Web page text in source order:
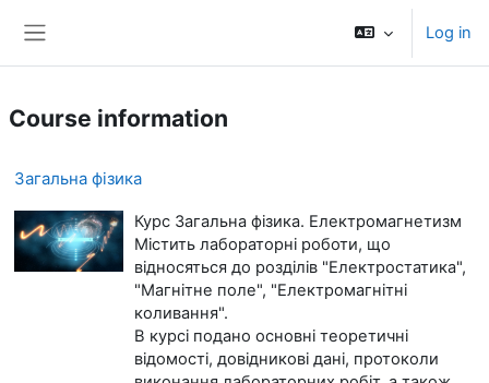
Log in
Course information
Загальна фізика
Курс Загальна фізика. Електромагнетизм
Містить лабораторні роботи, що
відносяться до розділів "Електростатика",
"Магнітне поле", "Електромагнітні
коливання".
В курсі подано основні теоретичні
відомості, довідникові дані, протоколи